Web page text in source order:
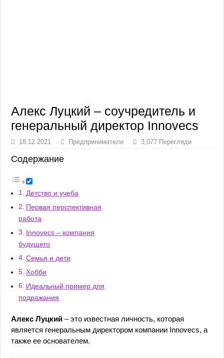
Алекс Луцкий – соучредитель и
генеральный директор Innovecs
18.12.2021 Предприниматели 3,077 Перегляди
Содержание
Детство и учеба
Первая перспективная
работа
Innovecs – компания
будущего
Семья и дети
Хобби
Идеальный пример для
подражания
Алекс Луцкий – это известная личность, которая
является генеральным директором компании Innovecs, а
также ее основателем.